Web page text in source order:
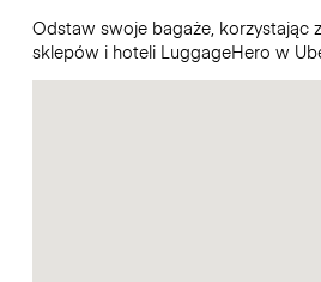
Odstaw swoje bagaże, korzystając
sklepów i hoteli LuggageHero w